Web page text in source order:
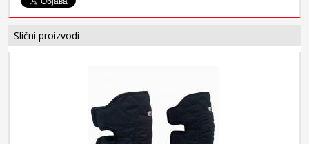
Univerzalna veličina jer se zbog dužine traka sa čičkom
jednostavno podešavaju za svaku nogu.
Slični proizvodi